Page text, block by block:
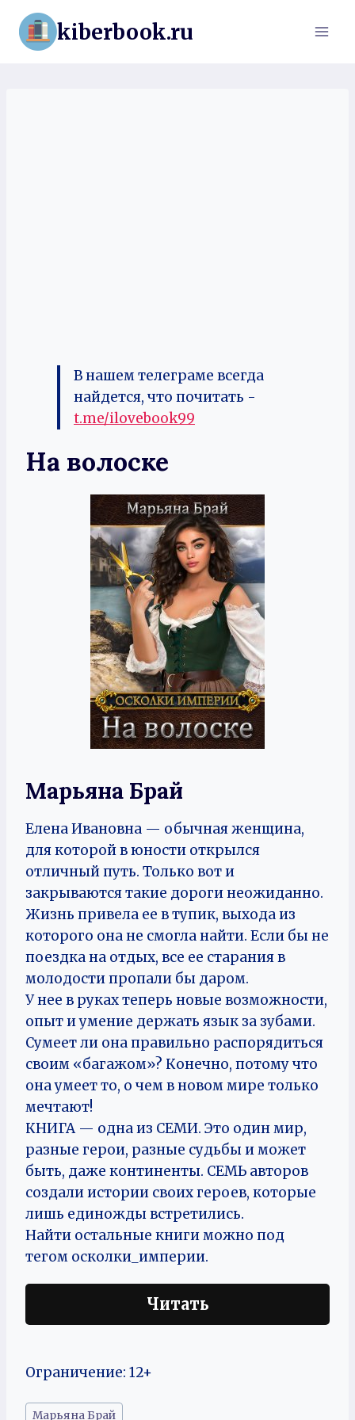
Перейти
содержимому
kiberbook.ru
В нашем телеграме всегда
найдется, что почитать -
t.me/ilovebook99
На волоске
Марьяна Брай
Елена Ивановна — обычная женщина,
для которой в юности открылся
отличный путь. Только вот и
закрываются такие дороги неожиданно.
Жизнь привела ее в тупик, выхода из
которого она не смогла найти. Если бы не
поездка на отдых, все ее старания в
молодости пропали бы даром.
У нее в руках теперь новые возможности,
опыт и умение держать язык за зубами.
Сумеет ли она правильно распорядиться
своим «багажом»? Конечно, потому что
она умеет то, о чем в новом мире только
мечтают!
КНИГА — одна из СЕМИ. Это один мир,
разные герои, разные судьбы и может
быть, даже континенты. СЕМЬ авторов
создали истории своих героев, которые
лишь единожды встретились.
Найти остальные книги можно под
тегом осколки_империи.
Читать
Ограничение: 12+
Метки
Марьяна Брай